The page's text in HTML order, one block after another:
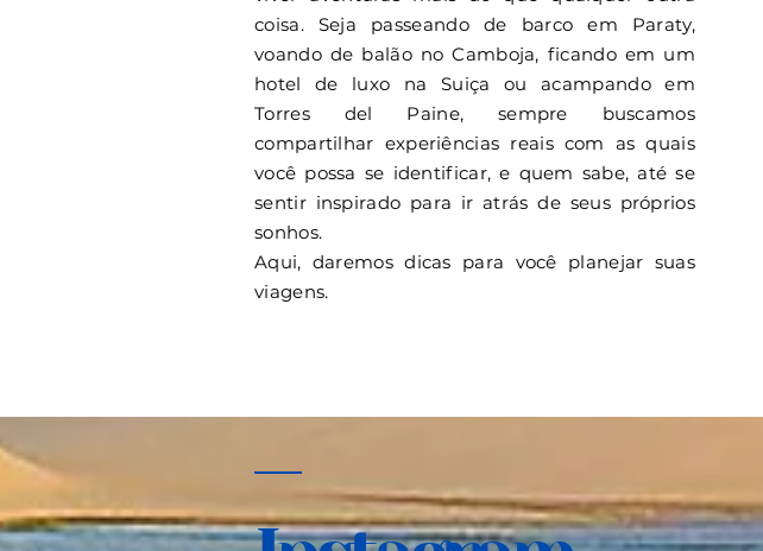
coisa. Seja passeando de barco em Paraty,
voando de balão no Camboja, ficando em um
hotel de luxo na Suiça ou acampando em
Torres del Paine, sempre buscamos
compartilhar experiências reais com as quais
você possa se identificar, e quem sabe, até se
sentir inspirado para ir atrás de seus próprios
sonhos.
Aqui, daremos dicas para você planejar suas
viagens.